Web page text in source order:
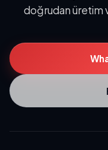
doğrudan üretim